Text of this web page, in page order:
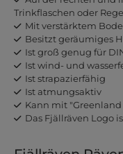
Trinkflaschen oder
Mit verstärktem
Besitzt geräumiges
Ist groß genug für
Ist wind- und
Ist strapazierfähig
Ist atmungsaktiv
Kann mit
Das Fjällräven Logo